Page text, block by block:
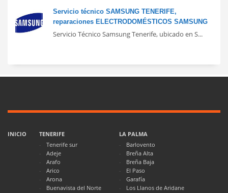
Servicio técnico SAMSUNG TENERIFE,
reparaciones ELECTRODOMÉSTICOS SAMSUNG
Servicio Técnico Samsung Tenerife, ubicado en S...
INICIO
TENERIFE
Tenerife sur
Adeje
Arafo
Arico
Arona
Buenavista del Norte
LA PALMA
Barlovento
Breña Alta
Breña Baja
El Paso
Garafía
Los Llanos de Aridane